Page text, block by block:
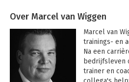
Over Marcel van Wiggen
Marcel van
trainings- en
Na een
bedrijfsleven
trainer en